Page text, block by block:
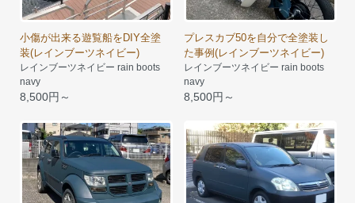
小傷が出来る遊覧船をDIY全塗
装(レインブーツネイビー)
レインブーツネイビー rain boots
navy
8,500円～
プレスカブ50を自分で全塗装し
た事例(レインブーツネイビー)
レインブーツネイビー rain boots
navy
8,500円～